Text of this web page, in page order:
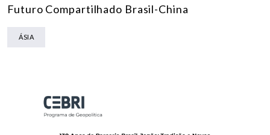
Futuro Compartilhado Brasil-China
ÁSIA